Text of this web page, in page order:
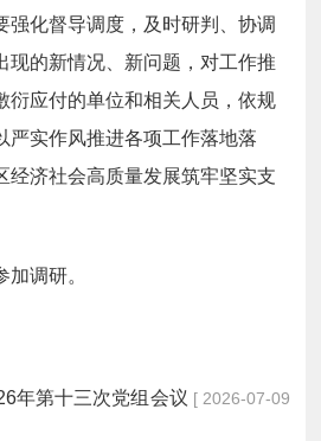
强化督导调度，及时研判、协调
现的新情况、新问题，对工作推
衍应付的单位和相关人员，依规
严实作风推进各项工作落地落
经济社会高质量发展筑牢坚实支
调研。
年第十三次党组会议 [ 2026-07-09